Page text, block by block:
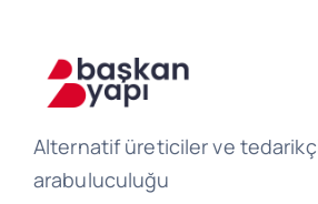
Alternatif üreticiler ve
arabuluculuğu